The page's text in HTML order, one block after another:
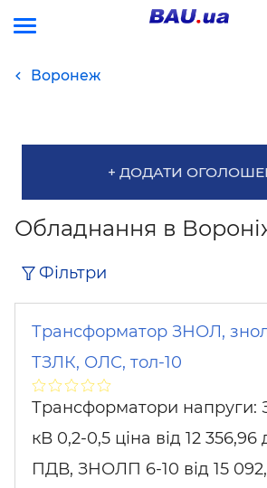
Воронеж
+ ДОДАТИ
Обладнання в
Фільтри
Трансформатор ЗНОЛ,
ТЗЛК, ОЛС, тол-10
Трансформатори напруги:
кВ 0,2-0,5 ціна від 12 356,96
ПДВ, ЗНОЛП 6-10 від 15